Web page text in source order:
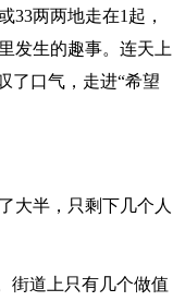
33两两地走在1起，
发生的趣事。连天上
了口气，走进“希望
大半，只剩下几个人
街道上只有几个做值